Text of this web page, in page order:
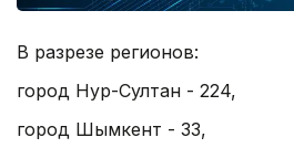
В разрезе регионов:
город Нур-Султан - 224,
город Шымкент - 33,